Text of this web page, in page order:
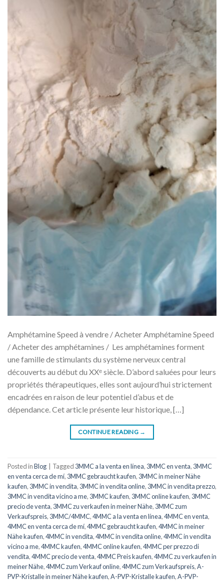
Amphétamine Speed ​​​​à vendre / Acheter Amphétamine Speed
/ Acheter des amphétamines / Les amphétamines forment
une famille de stimulants du système nerveux central
découverts au début du XXᵉ siècle. D’abord saluées pour leurs
propriétés thérapeutiques, elles sont aujourd’hui strictement
encadrées en raison de leur potentiel d’abus et de
dépendance. Cet article présente leur historique, […]
CONTINUE READING →
Posted inBlog Tagged 3MMC a la venta en línea, 3MMC en venta, 3MMC
en venta cerca de mí, 3MMC gebraucht kaufen, 3MMC in meiner Nähe
kaufen, 3MMC in vendita, 3MMC in vendita online, 3MMC in vendita prezzo,
3MMC in vendita vicino a me, 3MMC kaufen, 3MMC online kaufen, 3MMC
precio de venta, 3MMC zu verkaufen in meiner Nähe, 3MMC zum
Verkaufspreis, 3MMC/4MMC,4MMC a la venta en línea,4MMC en venta,
4MMC en venta cerca de mí,4MMC gebraucht kaufen,4MMC in meiner
Nähe kaufen,4MMC in vendita,4MMC in vendita online,4MMC in vendita
vicino a me,4MMC kaufen,4MMC online kaufen,4MMC per prezzo di
vendita,4MMC precio de venta,4MMC Preis kaufen,4MMC zu verkaufen in
meiner Nähe,4MMC zum Verkauf online,4MMC zum Verkaufspreis,A-
PVP-Kristalle in meiner Nähe kaufen,A-PVP-Kristalle kaufen,A-PVP-